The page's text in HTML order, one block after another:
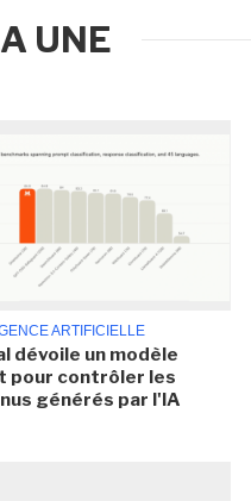
UNE
ARTIFICIELLE
dévoile un modèle
pour contrôler les
générés par l'IA